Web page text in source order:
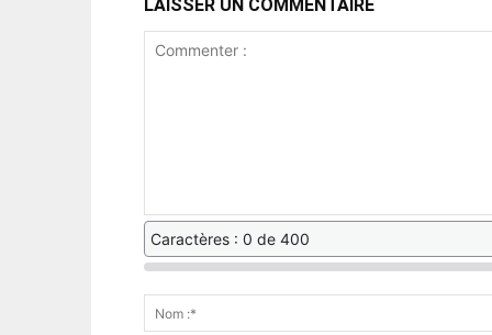
LAISSER UN COMMENTAIRE
Caractères : 0 de 400